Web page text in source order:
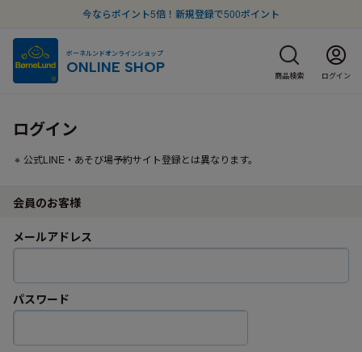
今ならポイント5倍！新規登録で500ポイント
ボーネルンドオンラインショップ
ONLINE SHOP 商品検索 ログイン
ログイン
公式LINE・あそび場予約サイト登録とは異なります。
会員のお客様
メールアドレス
パスワード